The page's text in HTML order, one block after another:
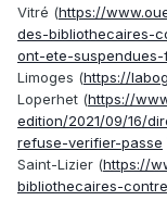
Vitré (https://
des-bibliothecaires-
ont-ete-suspendues-
Limoges (https://
Loperhet (https://
edition/2021/09/16/
refuse-verifier-passe
Saint-Lizier (https://
bibliothecaires-